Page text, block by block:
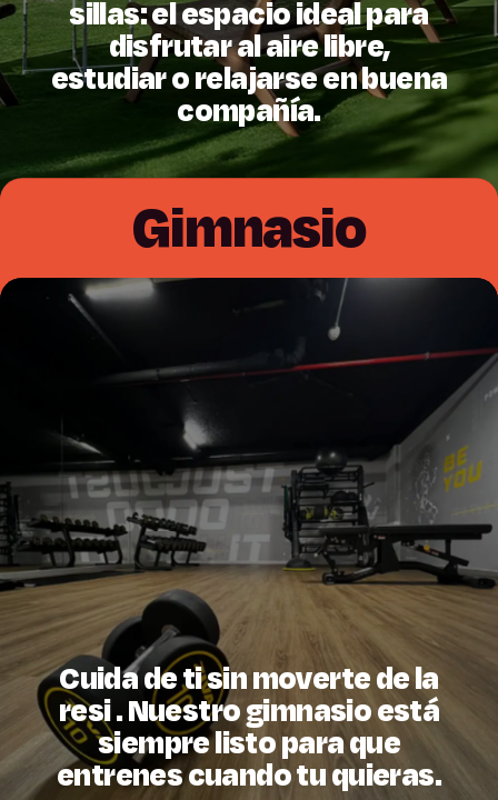
sillas: el espacio ideal para
disfrutar al aire libre,
estudiar o relajarse en buena
compañía.
Gimnasio
Cuida de ti sin moverte de la
resi . Nuestro gimnasio está
siempre listo para que
entrenes cuando tu quieras.